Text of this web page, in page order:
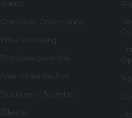
Banca
Corporate Governance
Whistleblowing
Direzione generale
Assemblea dei Soci
Documenti Societari
Bilancio